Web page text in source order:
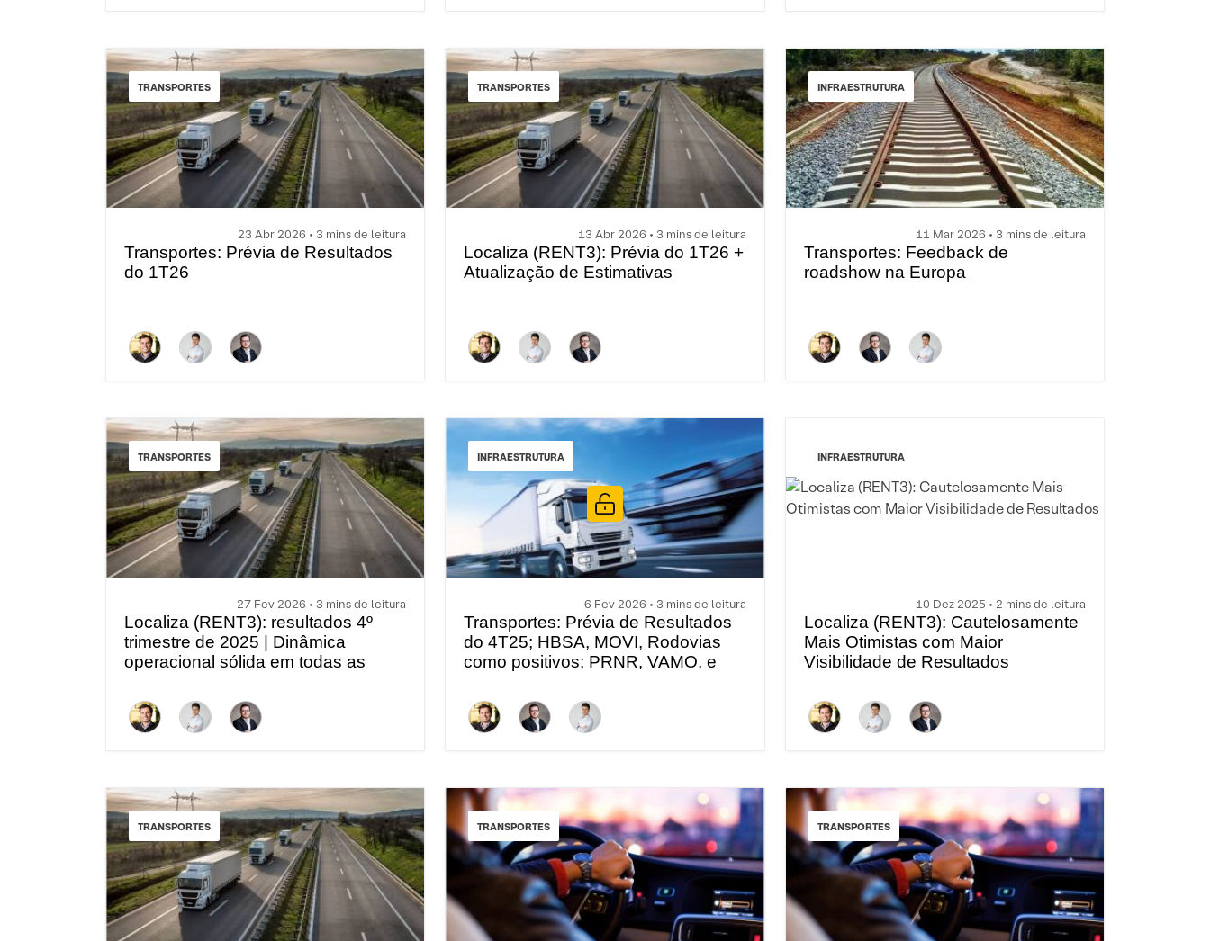
TRANSPORTES
23 Abr 2026 • 3 mins de leitura
Transportes: Prévia de Resultados
do 1T26
TRANSPORTES
13 Abr 2026 • 3 mins de leitura
Localiza (RENT3): Prévia do 1T26 +
Atualização de Estimativas
INFRAESTRUTURA
11 Mar 2026 • 3 mins de leitura
Transportes: Feedback de
roadshow na Europa
TRANSPORTES
27 Fev 2026 • 3 mins de leitura
Localiza (RENT3): resultados 4º
trimestre de 2025 | Dinâmica
operacional sólida em todas as
INFRAESTRUTURA
6 Fev 2026 • 3 mins de leitura
Transportes: Prévia de Resultados
do 4T25; HBSA, MOVI, Rodovias
como positivos; PRNR, VAMO, e
INFRAESTRUTURA
10 Dez 2025 • 2 mins de leitura
Localiza (RENT3): Cautelosamente
Mais Otimistas com Maior
Visibilidade de Resultados
TRANSPORTES TRANSPORTES TRANSPORTES